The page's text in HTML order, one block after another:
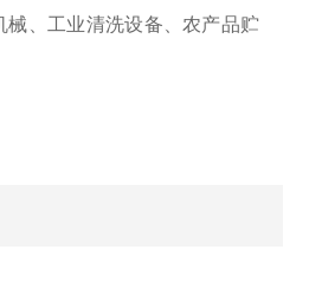
、工业清洗设备、农产品贮